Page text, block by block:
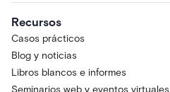
Recursos
Casos prácticos
Blog y noticias
Libros blancos e informes